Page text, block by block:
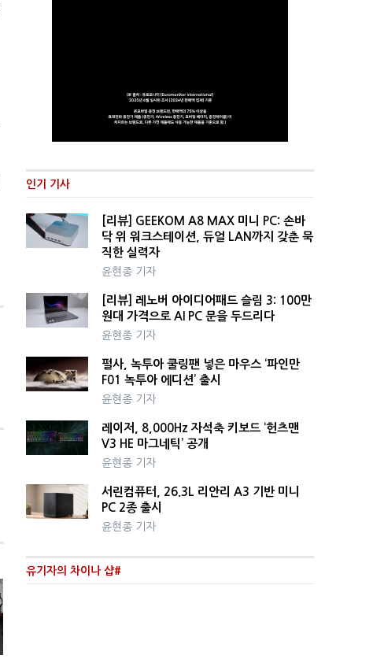
인기 기사
[리뷰] GEEKOM A8 MAX 미니 PC: 손바
닥 위 워크스테이션, 듀얼 LAN까지 갖춘 묵
직한 실력자
윤현종 기자
[리뷰] 레노버 아이디어패드 슬림 3: 100만
원대 가격으로 AI PC 문을 두드리다
윤현종 기자
펄사, 녹투아 쿨링팬 넣은 마우스 ‘파인만
F01 녹투아 에디션’ 출시
윤현종 기자
레이저, 8,000Hz 자석축 키보드 ‘헌츠맨
V3 HE 마그네틱’ 공개
윤현종 기자
서린컴퓨터, 26.3L 리안리 A3 기반 미니
PC 2종 출시
윤현종 기자
유기자의 차이나 샵#